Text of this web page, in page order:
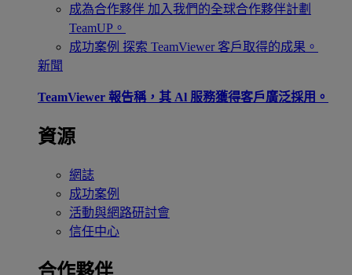
成為合作夥伴 加入我們的全球合作夥伴計劃
TeamUP。
成功案例 探索 TeamViewer 客戶取得的成果。
新聞
TeamViewer 報告稱，其 Al 服務獲得客戶廣泛採用。
資源
網誌
成功案例
活動與網路研討會
信任中心